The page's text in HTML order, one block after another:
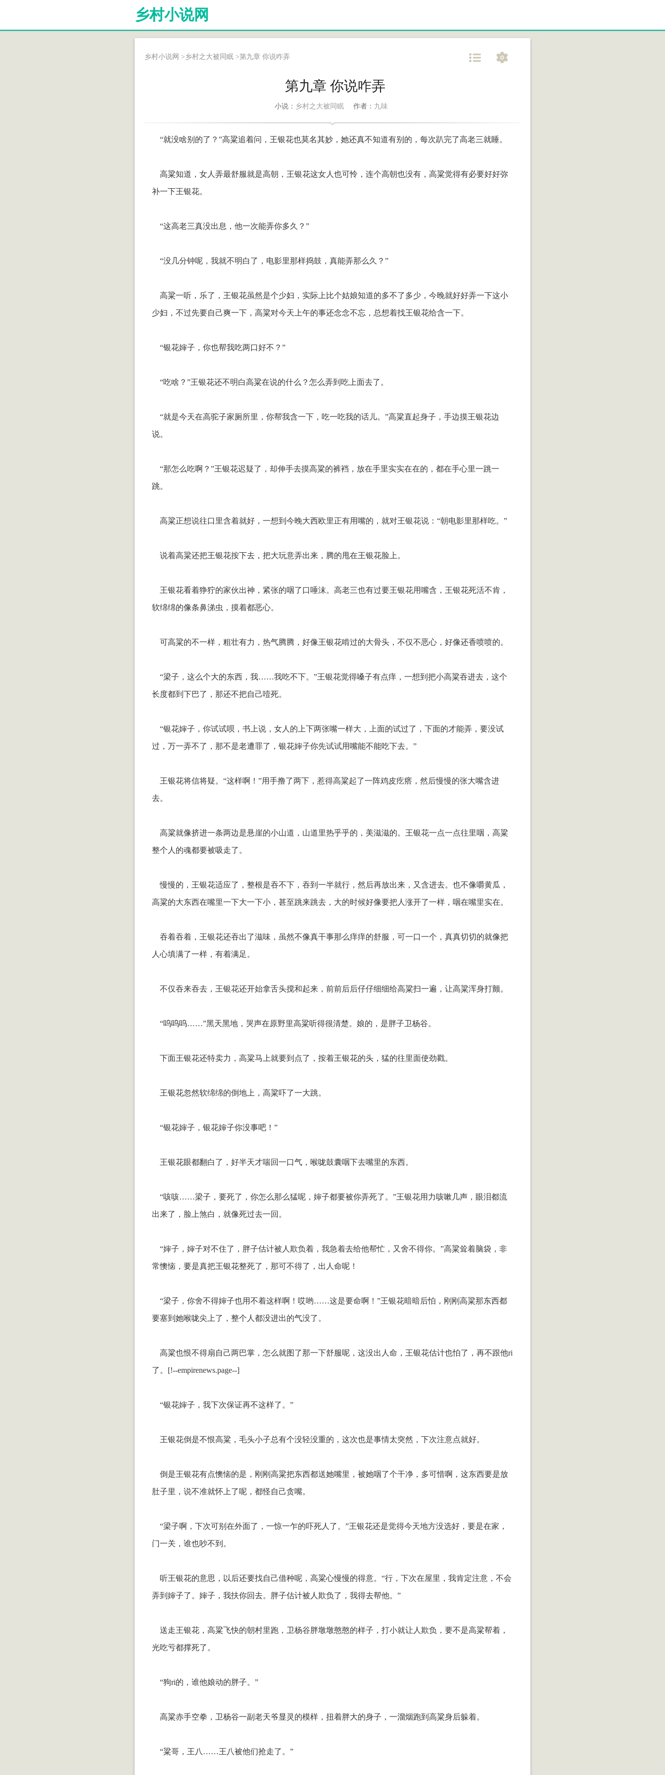
乡村小说网
乡村小说网 > 乡村之大被同眠 >第九章 你说咋弄
第九章 你说咋弄
小说： 乡村之大被同眠 作者： 九味
“就没啥别的了？”高粱追着问，王银花也莫名其妙，她还真不知道有别的，每次趴完了高老三就睡。
高粱知道，女人弄最舒服就是高朝，王银花这女人也可怜，连个高朝也没有，高粱觉得有必要好好弥
补一下王银花。
“这高老三真没出息，他一次能弄你多久？”
“没几分钟呢，我就不明白了，电影里那样捣鼓，真能弄那么久？”
高粱一听，乐了，王银花虽然是个少妇，实际上比个姑娘知道的多不了多少，今晚就好好弄一下这小
少妇，不过先要自己爽一下，高粱对今天上午的事还念念不忘，总想着找王银花给含一下。
“银花婶子，你也帮我吃两口好不？”
“吃啥？”王银花还不明白高粱在说的什么？怎么弄到吃上面去了。
“就是今天在高驼子家厕所里，你帮我含一下，吃一吃我的话儿。”高粱直起身子，手边摸王银花边
说。
“那怎么吃啊？”王银花迟疑了，却伸手去摸高粱的裤裆，放在手里实实在在的，都在手心里一跳一
跳。
高粱正想说往口里含着就好，一想到今晚大西欧里正有用嘴的，就对王银花说：“朝电影里那样吃。”
说着高粱还把王银花按下去，把大玩意弄出来，腾的甩在王银花脸上。
王银花看着狰狞的家伙出神，紧张的咽了口唾沫。高老三也有过要王银花用嘴含，王银花死活不肯，
软绵绵的像条鼻涕虫，摸着都恶心。
可高粱的不一样，粗壮有力，热气腾腾，好像王银花啃过的大骨头，不仅不恶心，好像还香喷喷的。
“梁子，这么个大的东西，我……我吃不下。”王银花觉得嗓子有点痒，一想到把小高粱吞进去，这个
长度都到下巴了，那还不把自己噎死。
“银花婶子，你试试呗，书上说，女人的上下两张嘴一样大，上面的试过了，下面的才能弄，要没试
过，万一弄不了，那不是老遭罪了，银花婶子你先试试用嘴能不能吃下去。”
王银花将信将疑。“这样啊！”用手撸了两下，惹得高粱起了一阵鸡皮疙瘩，然后慢慢的张大嘴含进
去。
高粱就像挤进一条两边是悬崖的小山道，山道里热乎乎的，美滋滋的。王银花一点一点往里咽，高粱
整个人的魂都要被吸走了。
慢慢的，王银花适应了，整根是吞不下，吞到一半就行，然后再放出来，又含进去。也不像嚼黄瓜，
高粱的大东西在嘴里一下大一下小，甚至跳来跳去，大的时候好像要把人涨开了一样，咽在嘴里实在。
吞着吞着，王银花还吞出了滋味，虽然不像真干事那么痒痒的舒服，可一口一个，真真切切的就像把
人心填满了一样，有着满足。
不仅吞来吞去，王银花还开始拿舌头搅和起来，前前后后仔仔细细给高粱扫一遍，让高粱浑身打颤。
“呜呜呜……”黑天黑地，哭声在原野里高粱听得很清楚。娘的，是胖子卫杨谷。
下面王银花还特卖力，高粱马上就要到点了，按着王银花的头，猛的往里面使劲戳。
王银花忽然软绵绵的倒地上，高粱吓了一大跳。
“银花婶子，银花婶子你没事吧！”
王银花眼都翻白了，好半天才喘回一口气，喉咙鼓囊咽下去嘴里的东西。
“咳咳……梁子，要死了，你怎么那么猛呢，婶子都要被你弄死了。”王银花用力咳嗽几声，眼泪都流
出来了，脸上煞白，就像死过去一回。
“婶子，婶子对不住了，胖子估计被人欺负着，我急着去给他帮忙，又舍不得你。”高粱耸着脑袋，非
常懊恼，要是真把王银花整死了，那可不得了，出人命呢！
“梁子，你舍不得婶子也用不着这样啊！哎哟……这是要命啊！”王银花暗暗后怕，刚刚高粱那东西都
要塞到她喉咙尖上了，整个人都没进出的气没了。
高粱也恨不得扇自己两巴掌，怎么就图了那一下舒服呢，这没出人命，王银花估计也怕了，再不跟他ri
了。[!--empirenews.page--]
“银花婶子，我下次保证再不这样了。”
王银花倒是不恨高粱，毛头小子总有个没轻没重的，这次也是事情太突然，下次注意点就好。
倒是王银花有点懊恼的是，刚刚高粱把东西都送她嘴里，被她咽了个干净，多可惜啊，这东西要是放
肚子里，说不准就怀上了呢，都怪自己贪嘴。
“梁子啊，下次可别在外面了，一惊一乍的吓死人了。”王银花还是觉得今天地方没选好，要是在家，
门一关，谁也吵不到。
听王银花的意思，以后还要找自己借种呢，高粱心慢慢的得意。“行，下次在屋里，我肯定注意，不会
弄到婶子了。婶子，我扶你回去。胖子估计被人欺负了，我得去帮他。”
送走王银花，高粱飞快的朝村里跑，卫杨谷胖墩墩憨憨的样子，打小就让人欺负，要不是高粱帮着，
光吃亏都撑死了。
“狗ri的，谁他娘动的胖子。”
高粱赤手空拳，卫杨谷一副老天爷显灵的模样，扭着胖大的身子，一溜烟跑到高粱身后躲着。
“粱哥，王八……王八被他们抢走了。”